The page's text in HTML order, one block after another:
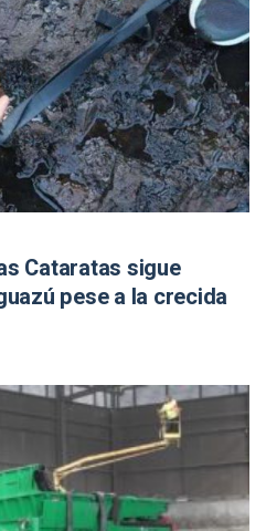
Cataratas sigue
pese a la crecida